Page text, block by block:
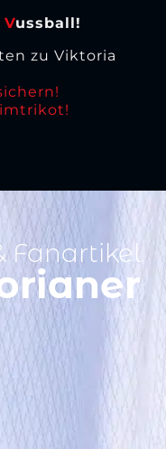
Vussball!
zu Viktoria
Fanartikel